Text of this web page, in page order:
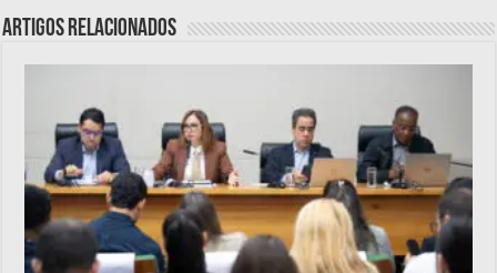
Artigos relacionados